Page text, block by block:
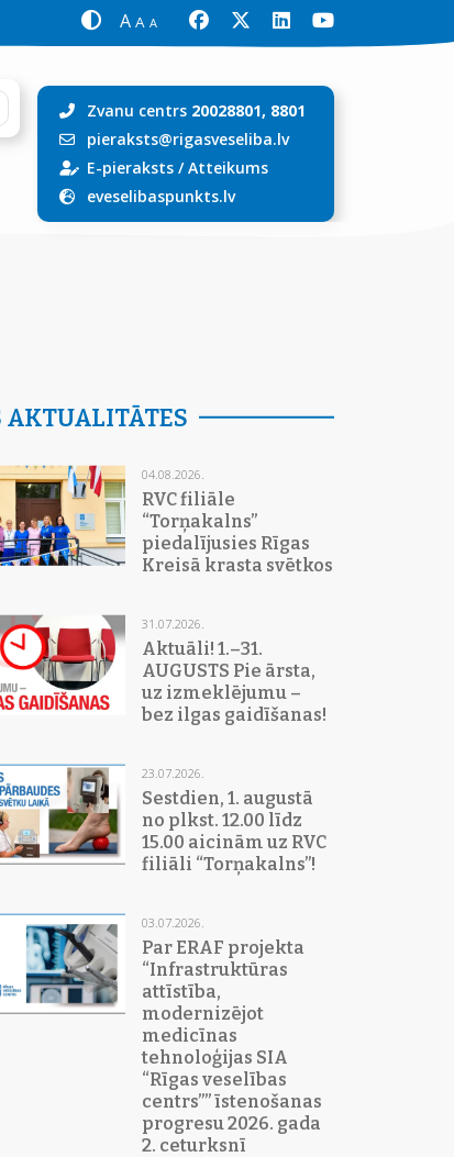
A A A
Zvanu centrs 20028801, 8801
pieraksts@rigasveseliba.lv
E-pieraksts/Atteikums
eveselibaspunkts.lv
AKTUALITĀTES
04.08.2026.
RVC filiāle
“Torņakalns”
piedalījusies Rīgas
Kreisā krasta svētkos
31.07.2026.
Aktuāli! 1.–31.
AUGUSTS Pie ārsta,
uz izmeklējumu –
bez ilgas gaidīšanas!
23.07.2026.
Sestdien, 1. augustā
no plkst. 12.00 līdz
15.00 aicinām uz RVC
filiāli “Torņakalns”!
03.07.2026.
Par ERAF projekta
“Infrastruktūras
attīstība,
modernizējot
medicīnas
tehnoloģijas SIA
“Rīgas veselības
centrs”” īstenošanas
progresu 2026. gada
2. ceturksnī